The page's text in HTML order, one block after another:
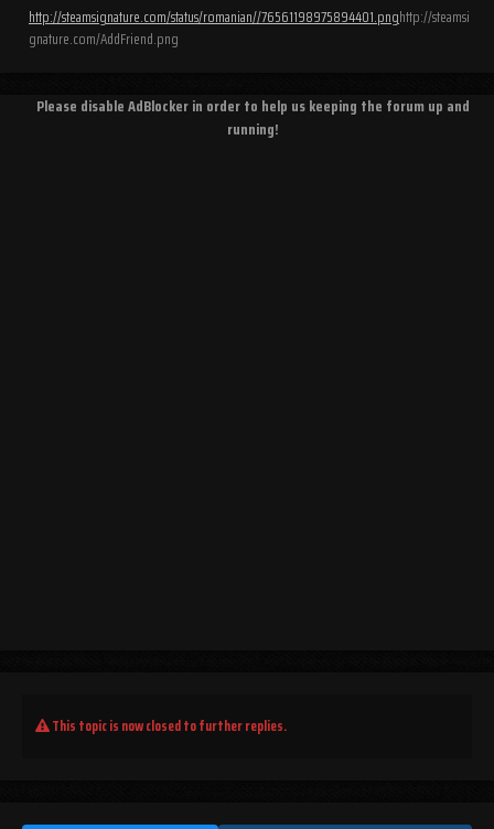
http://steamsignature.com/status/romanian//76561198975894401.pnghttp://steamsi
gnature.com/AddFriend.png
Please disable AdBlocker in order to help us keeping the forum up and
running!
This topic is now closed to further replies.